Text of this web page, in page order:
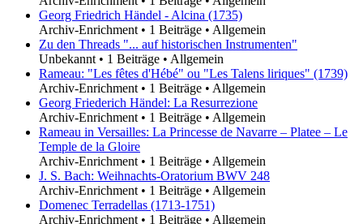
Georg Friedrich Händel - Alcina (1735)
Archiv-Enrichment • 1 Beiträge • Allgemein
Zu den Threads "... auf historischen Instrumenten"
Unbekannt • 1 Beiträge • Allgemein
Rameau: "Les fêtes d'Hébé" ou "Les Talens liriques" (1739)
Archiv-Enrichment • 1 Beiträge • Allgemein
Georg Friederich Händel: La Resurrezione
Archiv-Enrichment • 1 Beiträge • Allgemein
Rameau in Versailles: La Princesse de Navarre – Platee – Le
Temple de la Gloire
Archiv-Enrichment • 1 Beiträge • Allgemein
J. S. Bach: Weihnachts-Oratorium BWV 248
Archiv-Enrichment • 1 Beiträge • Allgemein
Domenec Terradellas (1713-1751)
Archiv-Enrichment • 1 Beiträge • Allgemein